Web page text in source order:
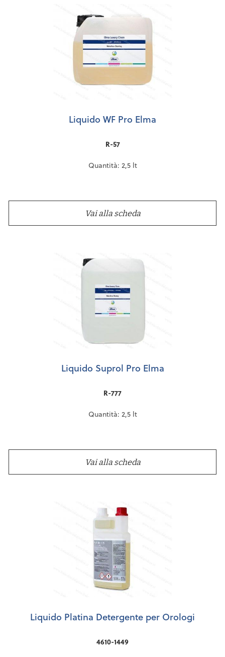
Liquido WF Pro Elma
R-57
Quantità: 2,5 lt
Vai alla scheda
Liquido Suprol Pro Elma
R-777
Quantità: 2,5 lt
Vai alla scheda
Liquido Platina Detergente per Orologi
4610-1449